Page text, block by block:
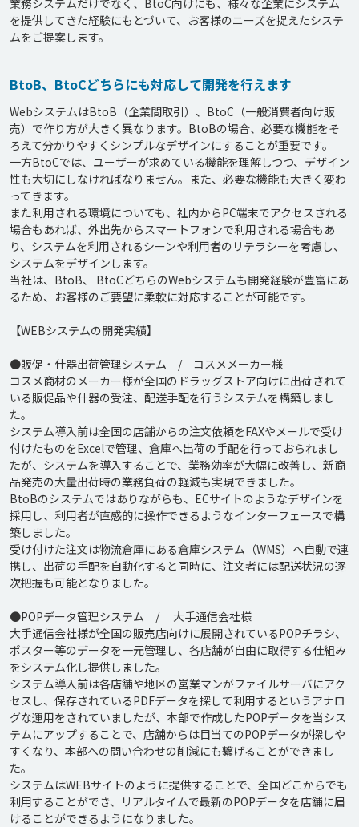
業務システムだけでなく、BtoC向けにも、様々な企業にシステム
を提供してきた経験にもとづいて、お客様のニーズを捉えたシステ
BtoB、BtoCどちらにも対応して開発を行えます
WebシステムはBtoB（企業間取引）、BtoC（一般消費者向け販
売）で作り方が大きく異なります。BtoBの場合、必要な機能をそ
ろえて分かりやすくシンプルなデザインにすることが重要です。
一方BtoCでは、ユーザーが求めている機能を理解しつつ、デザイン
性も大切にしなければなりません。また、必要な機能も大きく変わ
ってきます。
また利用される環境についても、社内からPC端末でアクセスされる
場合もあれば、外出先からスマートフォンで利用される場合もあ
り、システムを利用されるシーンや利用者のリテラシーを考慮し、
システムをデザインします。
当社は、BtoB、 BtoCどちらのWebシステムも開発経験が豊富にあ
るため、お客様のご要望に柔軟に対応することが可能です。
【WEBシステムの開発実績】
●販促・什器出荷管理システム　/　コスメメーカー様
コスメ商材のメーカー様が全国のドラッグストア向けに出荷されて
いる販促品や什器の受注、配送手配を行うシステムを構築しまし
た。
システム導入前は全国の店舗からの注文依頼をFAXやメールで受け
付けたものをExcelで管理、倉庫へ出荷の手配を行っておられまし
たが、システムを導入することで、業務効率が大幅に改善し、新商
品発売の大量出荷時の業務負荷の軽減も実現できました。
BtoBのシステムではありながらも、ECサイトのようなデザインを
採用し、利用者が直感的に操作できるようなインターフェースで構
築しました。
受け付けた注文は物流倉庫にある倉庫システム（WMS）へ自動で連
携し、出荷の手配を自動化すると同時に、注文者には配送状況の逐
次把握も可能となりました。
●POPデータ管理システム　/　 大手通信会社様
大手通信会社様が全国の販売店向けに展開されているPOPチラシ、
ポスター等のデータを一元管理し、各店舗が自由に取得する仕組み
をシステム化し提供しました。
システム導入前は各店舗や地区の営業マンがファイルサーバにアク
セスし、保存されているPDFデータを探して利用するというアナロ
グな運用をされていましたが、本部で作成したPOPデータを当シス
テムにアップすることで、店舗からは目当てのPOPデータが探しや
すくなり、本部への問い合わせの削減にも繋げることができまし
た。
システムはWEBサイトのように提供することで、全国どこからでも
利用することができ、リアルタイムで最新のPOPデータを店舗に届
けることができるようになりました。